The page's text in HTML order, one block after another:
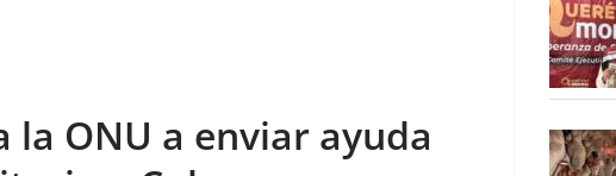
la ONU a enviar ayuda